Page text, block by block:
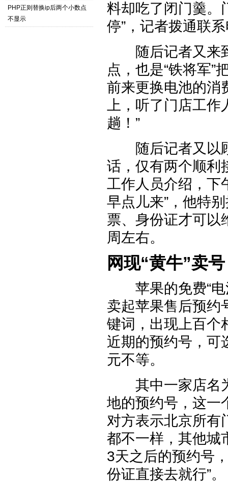
PHP正则替换ip后两个小数点
不显示
料却吃了闭门羹。
停”，记者拨通联
随后记者又来到
点，也是“铁将军”
前来更换电池的消
上，听了门店工
趟！”
随后记者又以顾
话，仅有两个顺利
工作人员介绍，下
早点儿来”，他特
票、身份证才可以
周左右。
网现“黄牛”卖
苹果的免费“电
卖起苹果售后预约
键词，出现上百个
近期的预约号，可
元不等。
其中一家店名为
地的预约号，这一
对方表示北京所有
都不一样，其他城
3天之后的预约号
份证直接去就行”。